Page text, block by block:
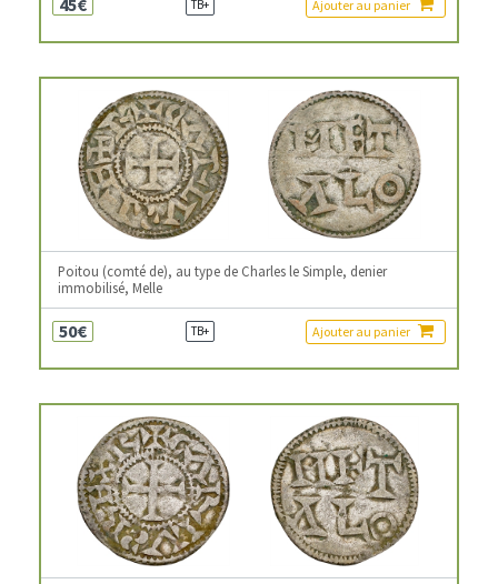
45€ TB+ Ajouter au panier
Poitou (comté de), au type de Charles le Simple, denier
immobilisé, Melle
50€ TB+ Ajouter au panier